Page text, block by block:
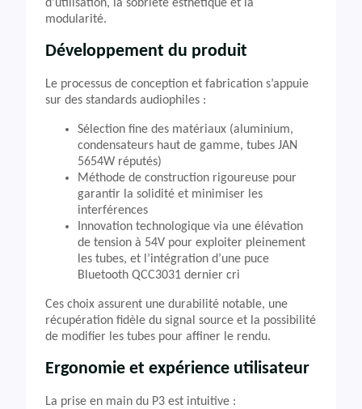
d’utilisation, la sobriété esthétique et la
modularité.
Développement du produit
Le processus de conception et fabrication s’appuie
sur des standards audiophiles :
Sélection fine des matériaux (aluminium,
condensateurs haut de gamme, tubes JAN
5654W réputés)
Méthode de construction rigoureuse pour
garantir la solidité et minimiser les
interférences
Innovation technologique via une élévation
de tension à 54V pour exploiter pleinement
les tubes, et l’intégration d’une puce
Bluetooth QCC3031 dernier cri
Ces choix assurent une durabilité notable, une
récupération fidèle du signal source et la possibilité
de modifier les tubes pour affiner le rendu.
Ergonomie et expérience utilisateur
La prise en main du P3 est intuitive :